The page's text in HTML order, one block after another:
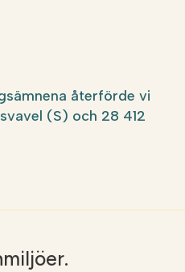
återförde vi
(S) och 28 412